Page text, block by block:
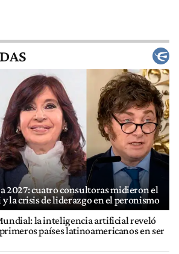
2027: cuatro consultoras midieron el
la crisis de liderazgo en el peronismo
la inteligencia artificial reveló
países latinoamericanos en ser